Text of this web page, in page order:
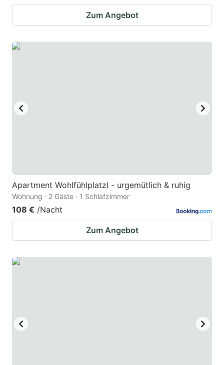
Zum Angebot
Apartment Wohlfühlplatzl - urgemütlich & ruhig
Wohnung · 2 Gäste · 1 Schlafzimmer
108 € /Nacht
Zum Angebot